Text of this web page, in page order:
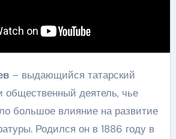
– выдающийся татарский
общественный деятель, чье
большое влияние на развитие
Родился он в 1886 году в